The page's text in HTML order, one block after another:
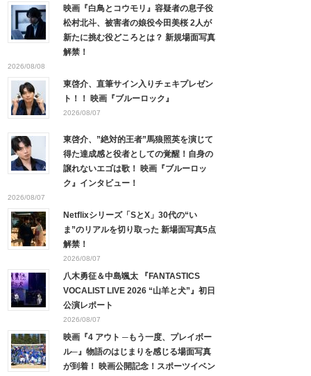
映画『白鳥とコウモリ』容疑者の息子役
松村北斗、被害者の娘役今田美桜 2人が
新たに挑む役どころとは？ 新規場面写真
解禁！
2026/08/08
東啓介、直筆サイン入りチェキプレゼン
ト！！ 映画『ブルーロック』
2026/08/07
東啓介、”絶対的王者”馬狼照英を演じて
得た達成感と役者としての覚醒！自身の
譲れないエゴは歌！ 映画『ブルーロッ
ク』インタビュー！
2026/08/07
Netflixシリーズ「SとX」30代の“い
ま”のリアルを切り取った 新場面写真5点
解禁！
2026/08/07
八木勇征＆中島颯太 『FANTASTICS
VOCALIST LIVE 2026 “山羊と犬”』初日
公演レポート
2026/08/07
映画『4 アウト ─もう一度、プレイボー
ル─』物語のはじまりを感じる場面写真
が到着！ 映画公開記念！スポーツイベン